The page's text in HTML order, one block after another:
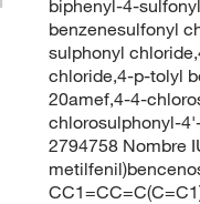
biphenyl-4-
benzenesulfonyl
sulphonyl
chloride,4-p-tolyl
20amef,4-4-
chlorosulphonyl-
2794758 Nombre